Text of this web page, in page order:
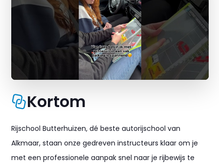
Kortom
Rijschool Butterhuizen, dé beste autorijschool van
Alkmaar, staan onze gedreven instructeurs klaar om je
met een professionele aanpak snel naar je rijbewijs te